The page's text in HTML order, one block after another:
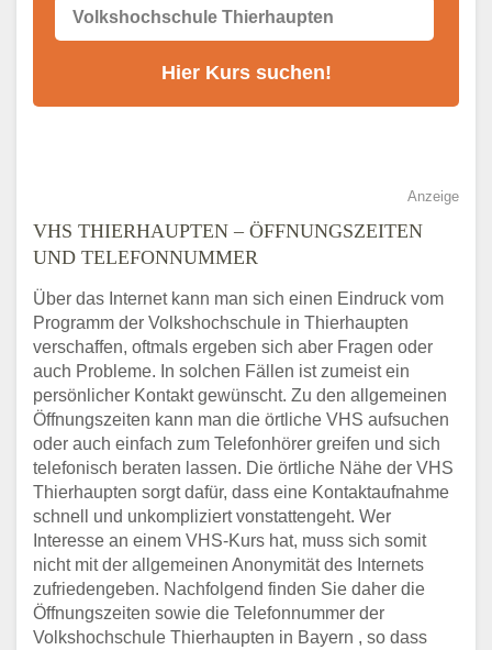
Alternativen zum VHS Programm 2026 in
Anzeige
VHS THIERHAUPTEN – ÖFFNUNGSZEITEN
UND TELEFONNUMMER
Über das Internet kann man sich einen Eindruck vom
Programm der Volkshochschule in Thierhaupten
verschaffen, oftmals ergeben sich aber Fragen oder
auch Probleme. In solchen Fällen ist zumeist ein
persönlicher Kontakt gewünscht. Zu den allgemeinen
Öffnungszeiten kann man die örtliche VHS aufsuchen
oder auch einfach zum Telefonhörer greifen und sich
telefonisch beraten lassen. Die örtliche Nähe der VHS
Thierhaupten sorgt dafür, dass eine Kontaktaufnahme
schnell und unkompliziert vonstattengeht. Wer
Interesse an einem VHS-Kurs hat, muss sich somit
nicht mit der allgemeinen Anonymität des Internets
zufriedengeben. Nachfolgend finden Sie daher die
Öffnungszeiten sowie die Telefonnummer der
Volkshochschule Thierhaupten in Bayern , so dass